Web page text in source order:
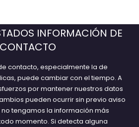
INFORMACIÓN DE
CONTACTO
contacto, especialmente la de
puede cambiar con el tiempo. A
por mantener nuestros datos
pueden ocurrir sin previo aviso
tengamos la información más
momento. Si detecta alguna